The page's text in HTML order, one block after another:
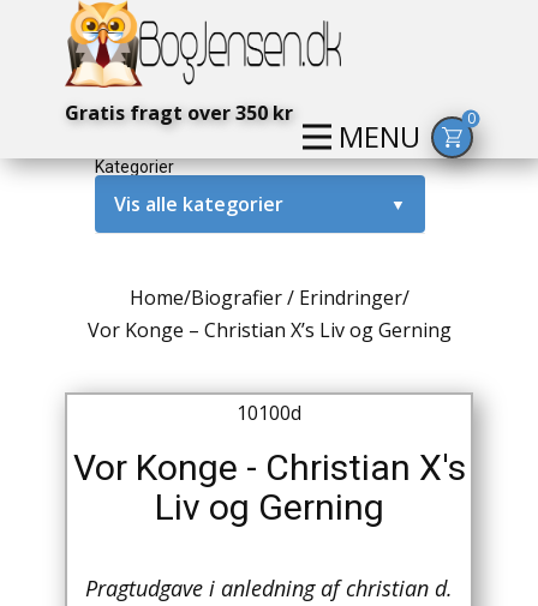
MENU
Gratis fragt over 350 kr 0
Kategorier
Vis alle kategorier ▼
Amerika / USA
Antikke / Specielle Bøger
Antikviteter
Arkitektur
Home/Biografier / Erindringer/
Vor Konge – Christian X’s Liv og Gerning
10100d
Vor Konge - Christian X's
Liv og Gerning
Pragtudgave i anledning af christian d.